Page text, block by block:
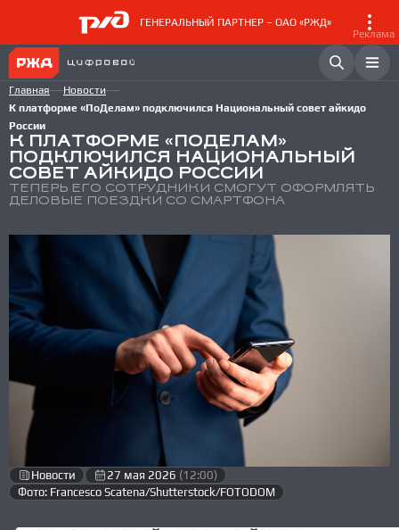
ГЕНЕРАЛЬНЫЙ ПАРТНЕР – ОАО «РЖД»
Реклама
Главная
Новости
К платформе «ПоДелам» подключился Национальный совет айкидо
России
К ПЛАТФОРМЕ «ПОДЕЛАМ»
ПОДКЛЮЧИЛСЯ НАЦИОНАЛЬНЫЙ
СОВЕТ АЙКИДО РОССИИ
ТЕПЕРЬ ЕГО СОТРУДНИКИ СМОГУТ ОФОРМЛЯТЬ
ДЕЛОВЫЕ ПОЕЗДКИ СО СМАРТФОНА
Новости 27 мая 2026 (12:00)
Фото: Francesco Scatena/Shutterstock/FOTODOM